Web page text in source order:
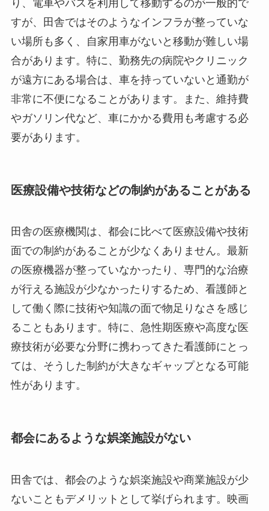
り、電車やバスを利用して移動するのが一般的で
すが、田舎ではそのようなインフラが整っていな
い場所も多く、自家用車がないと移動が難しい場
合があります。特に、勤務先の病院やクリニック
が遠方にある場合は、車を持っていないと通勤が
非常に不便になることがあります。また、維持費
やガソリン代など、車にかかる費用も考慮する必
要があります。
医療設備や技術などの制約があることがある
田舎の医療機関は、都会に比べて医療設備や技術
面での制約があることが少なくありません。最新
の医療機器が整っていなかったり、専門的な治療
が行える施設が少なかったりするため、看護師と
して働く際に技術や知識の面で物足りなさを感じ
ることもあります。特に、急性期医療や高度な医
療技術が必要な分野に携わってきた看護師にとっ
ては、そうした制約が大きなギャップとなる可能
性があります。
都会にあるような娯楽施設がない
田舎では、都会のような娯楽施設や商業施設が少
ないこともデメリットとして挙げられます。映画